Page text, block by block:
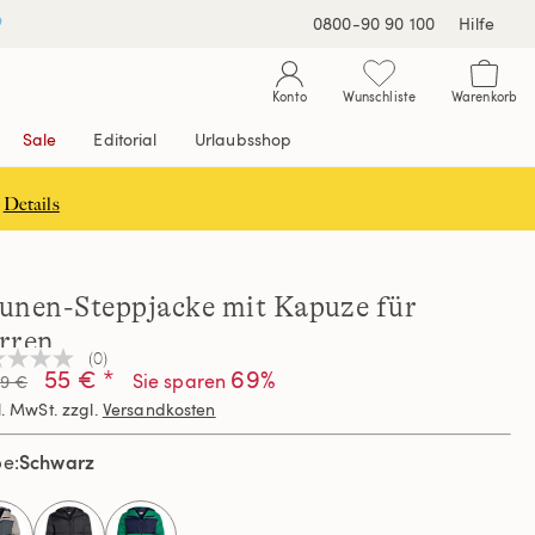
0800-90 90 100 Hilfe
Konto Wunschliste Warenkorb
Sale Editorial Urlaubsshop
Details
Steppjacke mit Kapuze für
(0)
€ 55 € * Sie sparen 69%
MwSt. zzgl. Versandkosten
Schwarz